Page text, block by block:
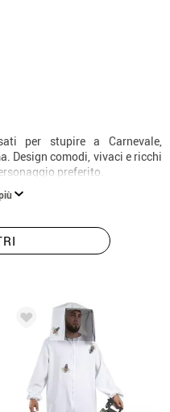
per stupire a Carnevale,
Design comodi, vivaci e ricchi
preferito.